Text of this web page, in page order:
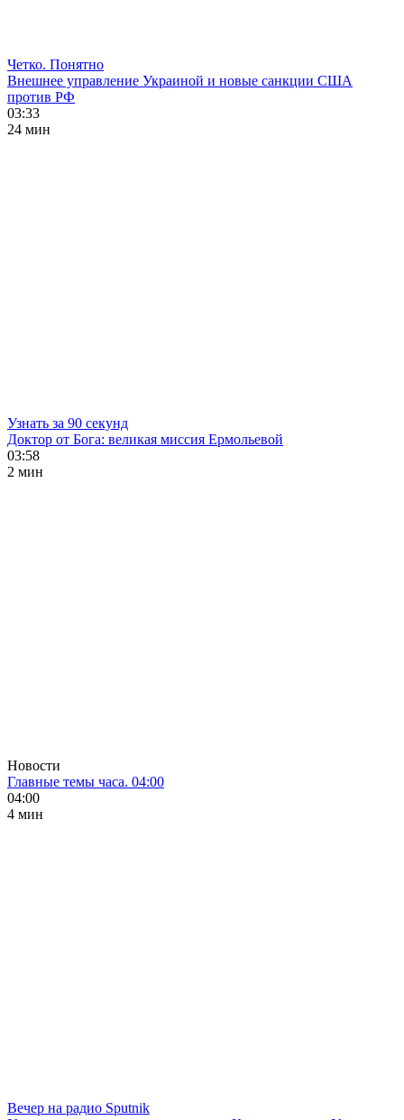
Четко. Понятно
Внешнее управление Украиной и новые санкции США
против РФ
03:33
24 мин
Узнать за 90 секунд
Доктор от Бога: великая миссия Ермольевой
03:58
2 мин
Новости
Главные темы часа. 04:00
04:00
4 мин
Вечер на радио Sputnik